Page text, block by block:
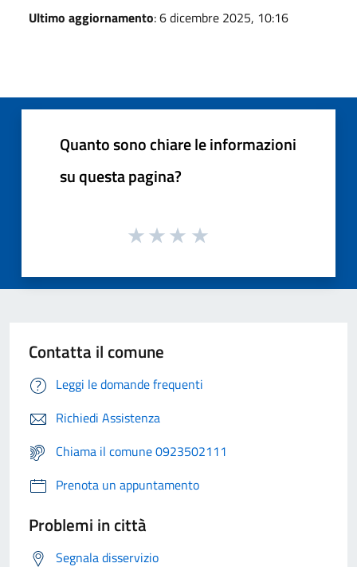
Ultimo aggiornamento: 6 dicembre 2025, 10:16
Quanto sono chiare le informazioni
su questa pagina?
Contatta il comune
Leggi le domande frequenti
Richiedi Assistenza
Chiama il comune 0923502111
Prenota un appuntamento
Problemi in città
Segnala disservizio